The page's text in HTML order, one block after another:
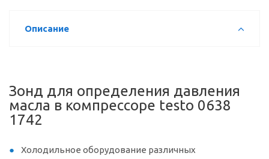
Описание
Зонд для определения давления
масла в компрессоре testo 0638
1742
Холодильное оборудование различных